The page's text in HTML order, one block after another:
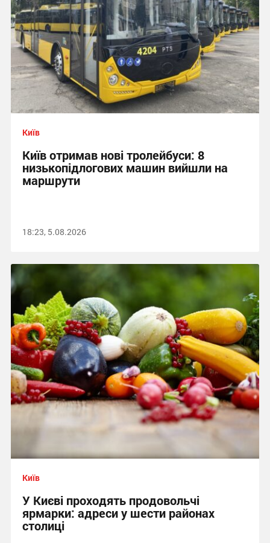
Київ
Київ отримав нові тролейбуси: 8
низькопідлогових машин вийшли на
маршрути
18:23, 5.08.2026
Київ
У Києві проходять продовольчі
ярмарки: адреси у шести районах
столиці